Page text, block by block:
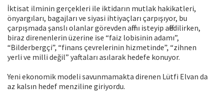
İktisat ilminin gerçekleri ile iktidarın mutlak hakikatleri,
önyargıları, bagajları ve siyasi ihtiyaçları çarpışıyor, bu
çarpışmada şanslı olanlar görevden affını isteyip affedilirken,
biraz direnenlerin üzerine ise “faiz lobisinin adamı”,
“Bilderbergçi”, “finans çevrelerinin hizmetinde”, “zihnen
yerli ve milli değil” yaftaları asılarak hedefe konuyor.
Yeni ekonomik modeli savunmamakta direnen Lütfi Elvan da
az kalsın hedef menziline giriyordu.